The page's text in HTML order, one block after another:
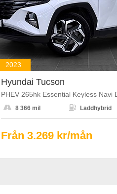
2023
Hyundai Tucson
PHEV 265hk Essential Keyless Navi
 8 366 mil  Laddhybrid
Från 3.269 kr/mån